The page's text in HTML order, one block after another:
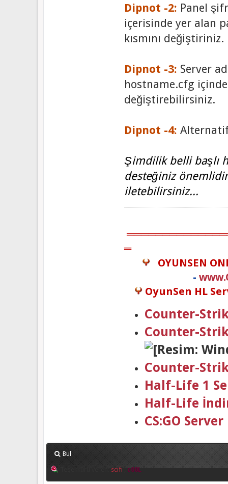
Dipnot -2: Panel
içerisinde yer alan
kısmını değiştiriniz.
Dipnot -3: Server
hostname.cfg
değiştirebilirsiniz.
Dipnot -4:
Şimdilik belli başlı
desteğiniz
iletebilirsiniz...
═
OYUNSEN
-
OyunSen HL
Counter-
Counter-
Counter-
Half-Life 1
Half-Life
CS:GO
Bul
scifi c00L